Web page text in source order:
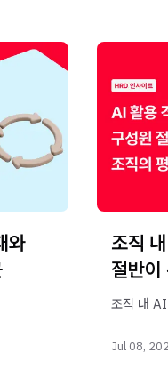
와
조직
절반이
조직 내
Jul 08,